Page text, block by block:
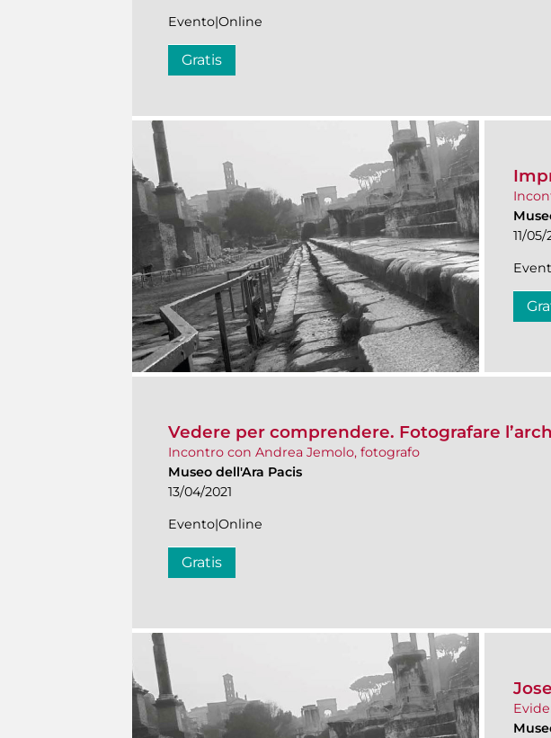
Evento|Online
Gratis
11/05/
Vedere per comprendere. Fotografare
Incontro con Andrea Jemolo, fotografo
Museo dell'Ara Pacis
13/04/2021
Evento|Online
Gratis